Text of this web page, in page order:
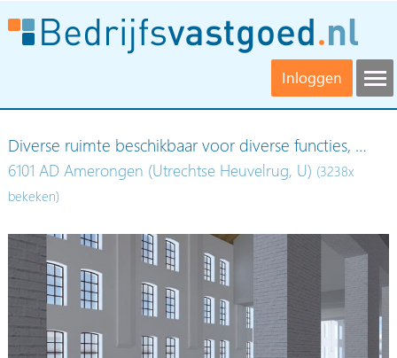
Inloggen
Diverse ruimte beschikbaar voor diverse functies, …
6101 AD Amerongen (Utrechtse Heuvelrug, U) (3238x
bekeken)